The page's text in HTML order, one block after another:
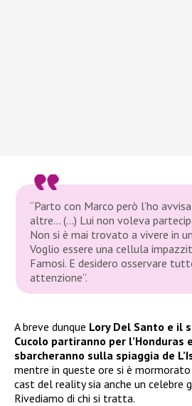
“Parto con Marco però l’ho
altre… (…) Lui non voleva
Non si è mai trovato a vivere in
Voglio essere una cellula
Famosi. E desidero osservare
attenzione”.
A breve dunque Lory Del Santo e il
Cucolo partiranno per l’Honduras
sbarcheranno sulla spiaggia de
mentre in queste ore si è
cast del reality sia anche un celebre
Rivediamo di chi si tratta.